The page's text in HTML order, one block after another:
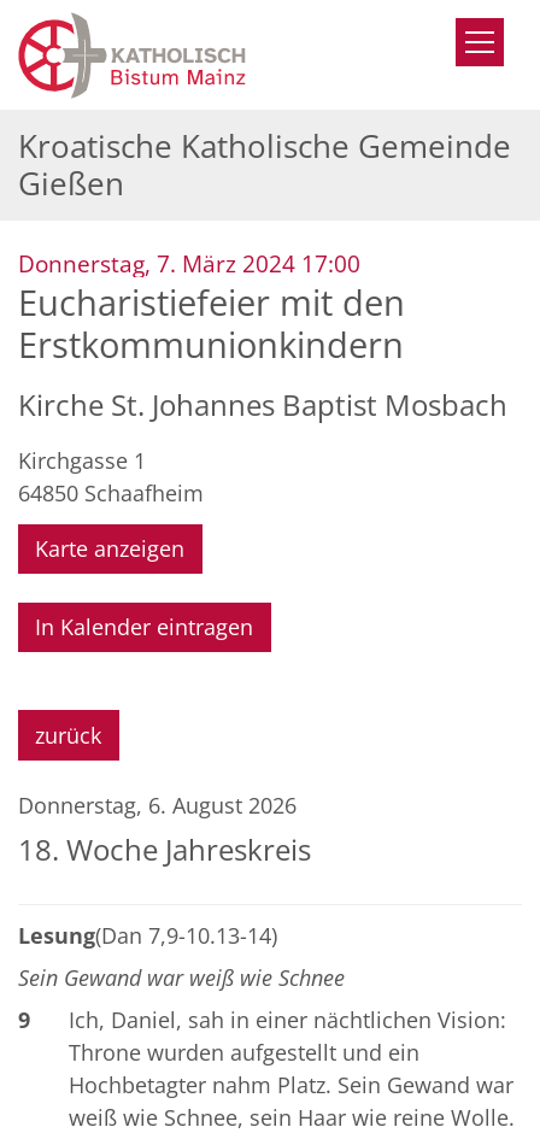
Zum Inhalt springen
Kroatische Katholische Gemeinde
Gießen
Donnerstag, 7. März 2024 17:00
Eucharistiefeier mit den
Erstkommunionkindern
Kirche St. Johannes Baptist Mosbach
Kirchgasse 1
64850 Schaafheim
Karte anzeigen
In Kalender eintragen
zurück
Donnerstag, 6. August 2026
18. Woche Jahreskreis
Lesung(Dan 7,9-10.13-14)
Sein Gewand war weiß wie Schnee
9
Ich, Daniel, sah in einer nächtlichen Vision:
Throne wurden aufgestellt und ein
Hochbetagter nahm Platz. Sein Gewand war
weiß wie Schnee, sein Haar wie reine Wolle.